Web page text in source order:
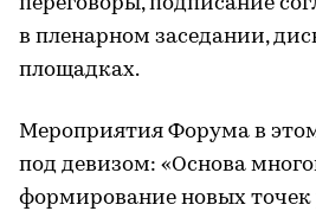
в пленарном заседании,
площадках.
Мероприятия Форума в
под девизом: «Основа
формирование новых точек